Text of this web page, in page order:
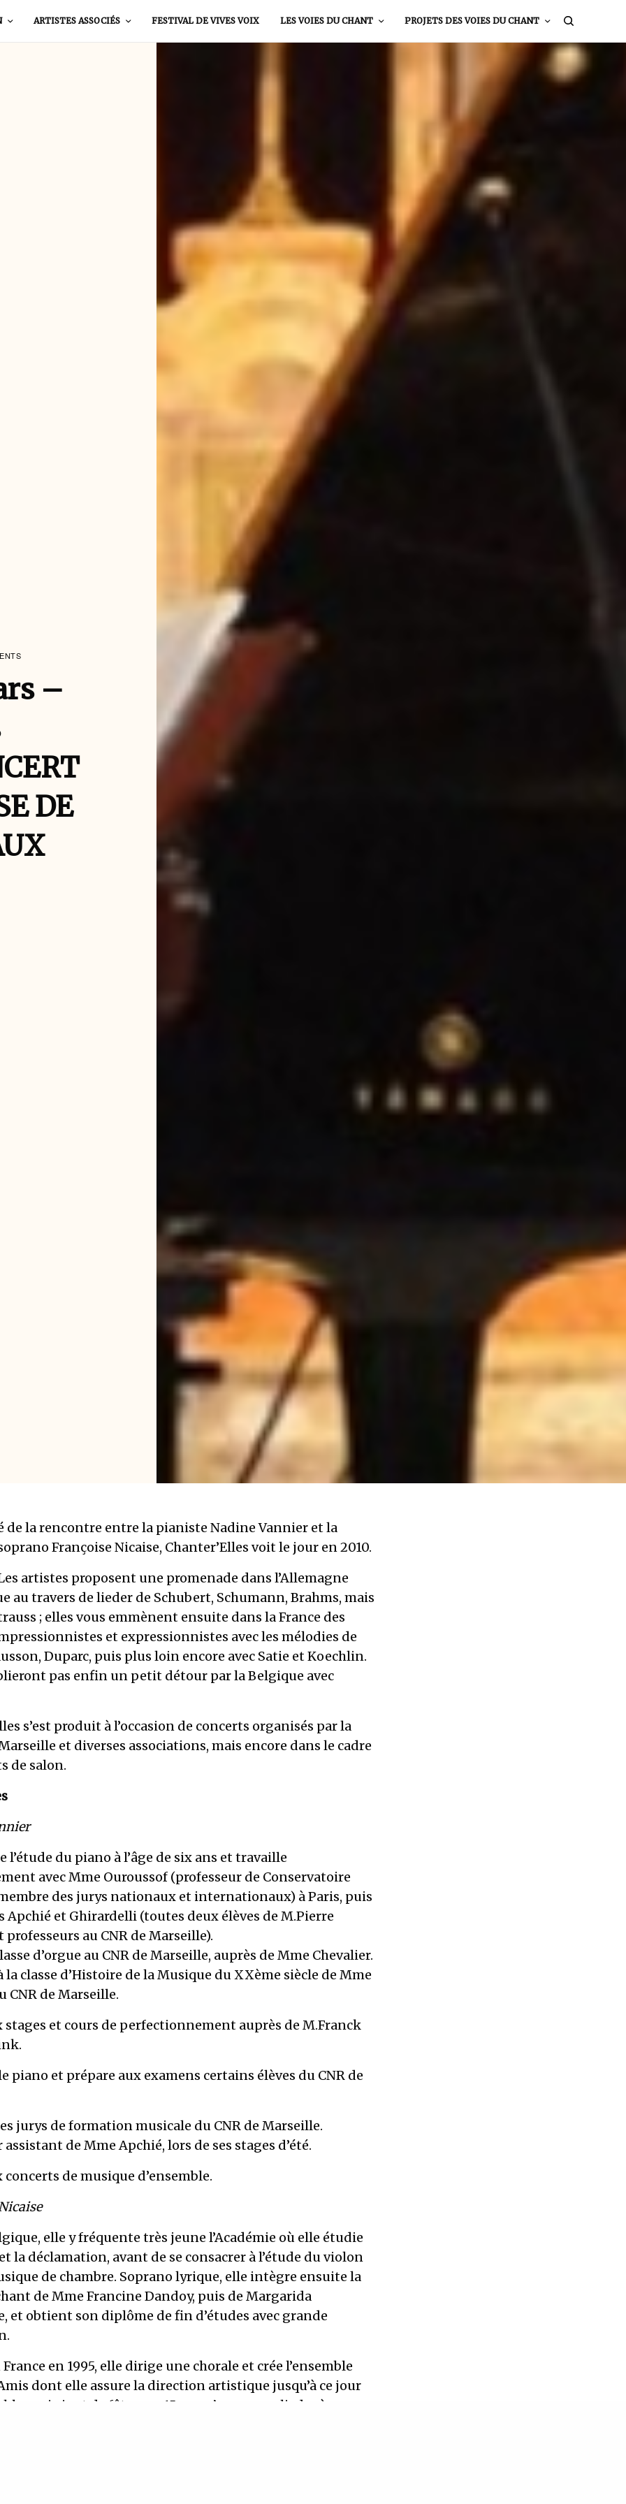
ARTISTES ASSOCIÉS FESTIVAL DE VIVES VOIX LES VOIES DU CHANT PROJETS DES VOIES DU CHANT
–
DE
de la rencontre entre la pianiste Nadine Vannier et la
Françoise Nicaise, Chanter’Elles voit le jour en 2010.
artistes proposent une promenade dans l’Allemagne
au travers de lieder de Schubert, Schumann, Brahms, mais
; elles vous emmènent ensuite dans la France des
et expressionnistes avec les mélodies de
Duparc, puis plus loin encore avec Satie et Koechlin.
pas enfin un petit détour par la Belgique avec
s’est produit à l’occasion de concerts organisés par la
et diverses associations, mais encore dans le cadre
de salon.
l’étude du piano à l’âge de six ans et travaille
avec Mme Ouroussof (professeur de Conservatoire
des jurys nationaux et internationaux) à Paris, puis
Apchié et Ghirardelli (toutes deux élèves de M.Pierre
professeurs au CNR de Marseille).
d’orgue au CNR de Marseille, auprès de Mme Chevalier.
la classe d’Histoire de la Musique du XXème siècle de Mme
CNR de Marseille.
stages et cours de perfectionnement auprès de M.Franck
piano et prépare aux examens certains élèves du CNR de
jurys de formation musicale du CNR de Marseille.
assistant de Mme Apchié, lors de ses stages d’été.
de musique d’ensemble.
elle y fréquente très jeune l’Académie où elle étudie
la déclamation, avant de se consacrer à l’étude du violon
de chambre. Soprano lyrique, elle intègre ensuite la
de Mme Francine Dandoy, puis de Margarida
et obtient son diplôme de fin d’études avec grande
en 1995, elle dirige une chorale et crée l’ensemble
dont elle assure la direction artistique jusqu’à ce jour
, qui vient de fêter ses 15 ans, s’ouvre aux lieder à